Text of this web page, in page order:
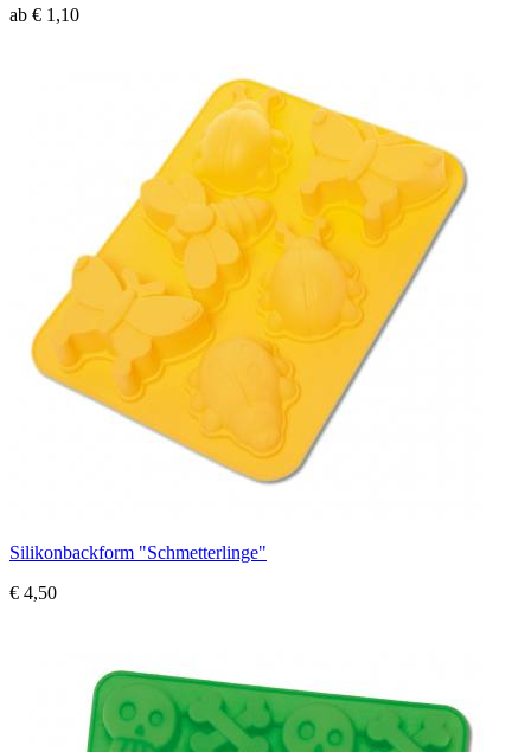
ab € 1,10
Silikonbackform "Schmetterlinge"
€ 4,50